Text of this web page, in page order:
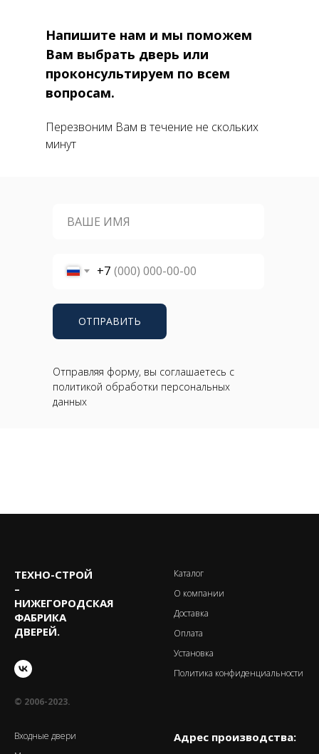
+7
ОТПРАВИТЬ
Напишите нам и мы поможем
Вам выбрать дверь или
проконсультируем по всем
вопросам.
Перезвоним Вам в течение не скольких
минут
Отправляя форму, вы соглашаетесь с
политикой обработки персональных
данных
ТЕХНО-CТРОЙ
–
НИЖЕГОРОДСКАЯ
ФАБРИКА
ДВЕРЕЙ.
© 2006-2023.
Каталог
О компании
Доставка
Оплата
Установка
Политика конфиденциальности
Входные двери
Адрес производства: